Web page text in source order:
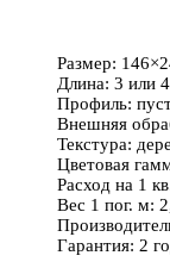
Размер:
Длина: 3 или
Профиль:
Внешняя
Текстура:
Цветовая
Расход на 1
Вес 1 пог. м:
Гарантия: 2